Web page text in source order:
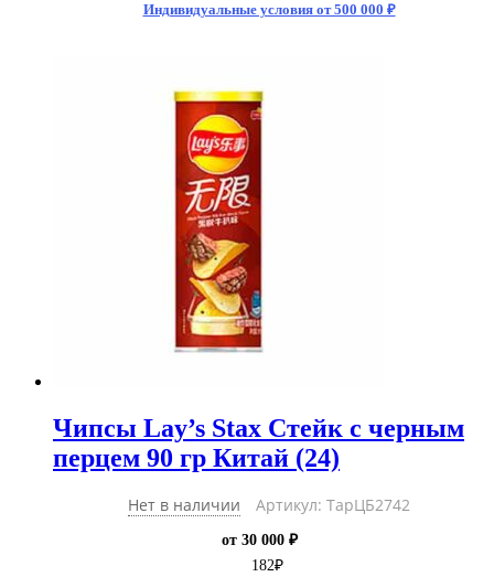
Индивидуальные условия от 500 000 ₽
Чипсы Lay’s Stax Стейк с черным
перцем 90 гр Китай (24)
Нет в наличии Артикул: ТарЦБ2742
от 30 000 ₽
182₽